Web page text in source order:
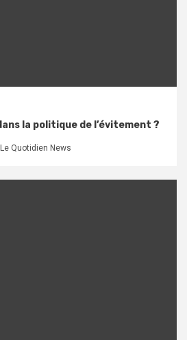
la politique de l’évitement ?
Le Quotidien News